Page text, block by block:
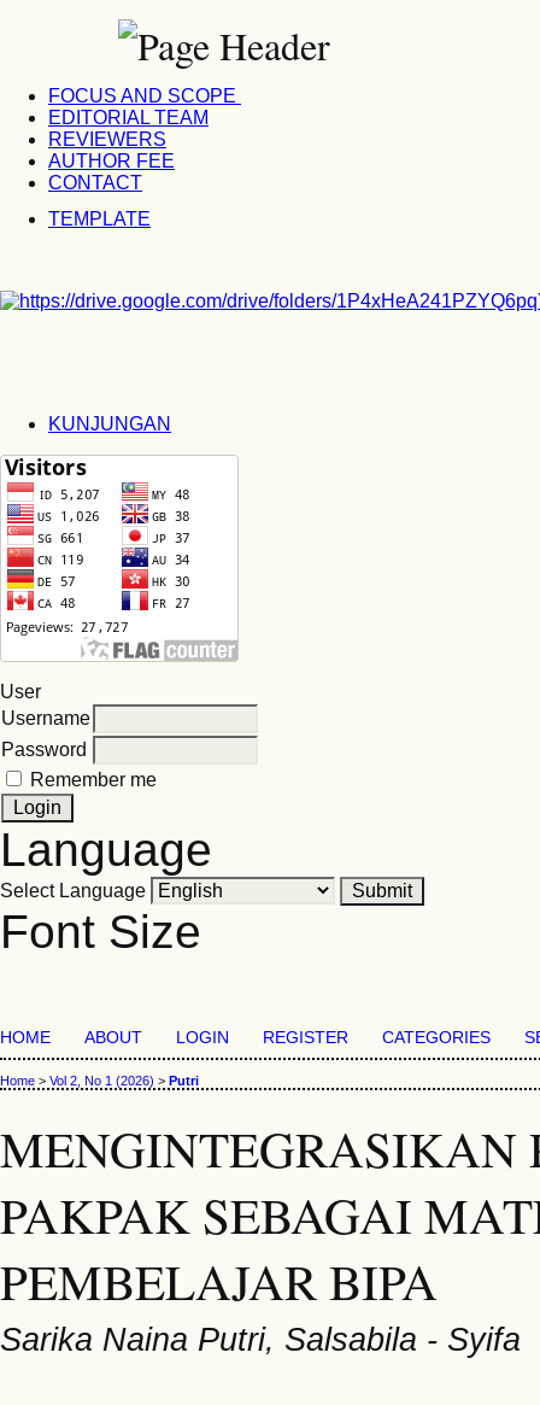
FOCUS AND SCOPE
EDITORIAL TEAM
REVIEWERS
AUTHOR FEE
CONTACT
TEMPLATE
KUNJUNGAN
User
Username
Password
Remember me
Language
Select Language
Font Size
HOME ABOUT LOGIN REGISTER CATEGORIES
Home > Vol 2, No 1 (2026) > Putri
MENGINTEGRASIKAN
PAKPAK SEBAGAI
PEMBELAJAR BIPA
Sarika Naina Putri, Salsabila - Syifa